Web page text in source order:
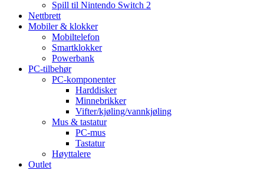
Spill til Nintendo Switch 2
Nettbrett
Mobiler & klokker
Mobiltelefon
Smartklokker
Powerbank
PC-tilbehør
PC-komponenter
Harddisker
Minnebrikker
Vifter/kjøling/vannkjøling
Mus & tastatur
PC-mus
Tastatur
Høyttalere
Outlet